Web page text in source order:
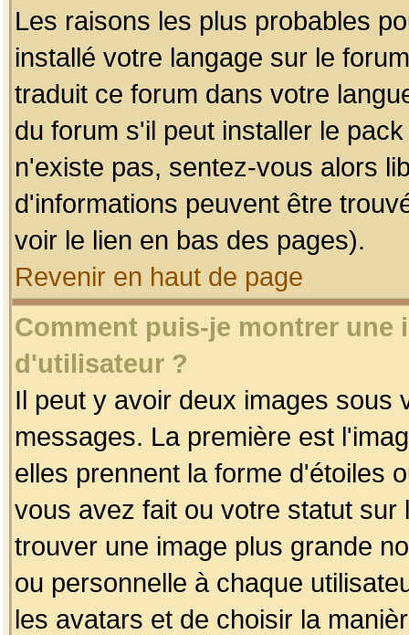
Les raisons les plus probables
installé votre langage sur le
traduit ce forum dans votre
du forum s'il peut installer le
n'existe pas, sentez-vous alors
d'informations peuvent être
voir le lien en bas des pages).
Revenir en haut de page
Comment puis-je montrer une
d'utilisateur ?
Il peut y avoir deux images sous
messages. La première est
elles prennent la forme d'étoiles
vous avez fait ou votre statut
trouver une image plus grande
ou personnelle à chaque
les avatars et de choisir la